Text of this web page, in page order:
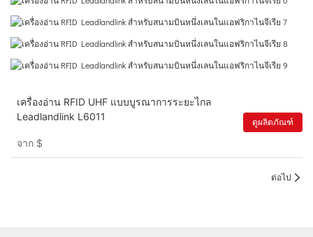
เครื่องอ่าน RFID UHF แบบบูรณาการระยะไกล
Leadlandlink L6011
จาก $
ดูผลิตภัณฑ์
ต่อไป